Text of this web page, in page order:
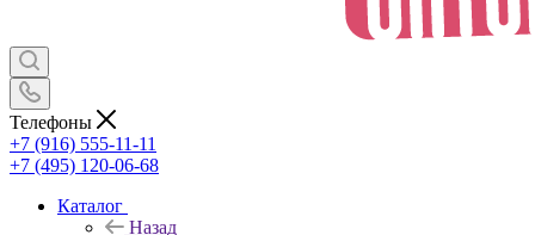
Телефоны
+7 (916) 555-11-11
+7 (495) 120-06-68
Каталог
Назад